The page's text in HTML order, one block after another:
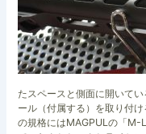
たスペースと側面に開いて
ール（付属する）を取り付
の規格にはMAGPULの「M-